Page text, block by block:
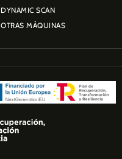
DYNAMIC SCAN
OTRAS MÁQUINAS